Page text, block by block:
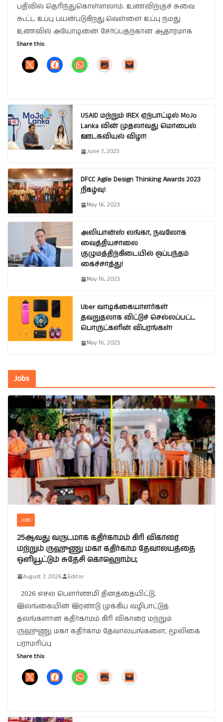
பதிவில் தெரிந்துகொள்ளலாம். உணவிற்குச் சுவை
கூட்ட உப்பு பயன்படுகிறது.வெள்ளை உப்பு நமது
உணவில் அயோடினை சேர்ப்பதற்கான ஆதாரமாக
Share this:
USAID மற்றும் IREX ஏற்பாட்டில் MoJo
Lanka வின் முதலாவது மொபைல்
ஊடகவியல் விழா!
June 7, 2023
DFCC Agile Design Thinking Awards 2023
நிகழ்வு!
May 16, 2023
அலியான்ஸ் லங்கா, நவலோக
வைத்தியசாலை
குழுமத்திற்கிடையில் ஒப்பந்தம்
கைச்சாத்து!
May 16, 2023
Uber வாடிக்கையாளர்கள்
தவறுதலாக விட்டுச் செல்லப்பட்ட
பொருட்களின் விபரங்கள்!
May 16, 2023
Jobs
JOBS
25ஆவது வருடமாக கதிர்காமம் கிரி விகாரை
மற்றும் ருஹுணு மகா கதிர்காம தேவாலயத்தை
ஒளியூட்டும் சுதேசி கொஹொம்ப;
August 7, 2026 Editor
2026 எசல பௌர்ணமி தினத்தையிட்டு,
இலங்கையின் இரண்டு முக்கிய வழிபாட்டுத்
தலங்களான கதிர்காமம் கிரி விகாரை மற்றும்
ருஹுணு மகா கதிர்காம தேவாலயங்களை, மூலிகை
பராமரிப்பு
Share this: